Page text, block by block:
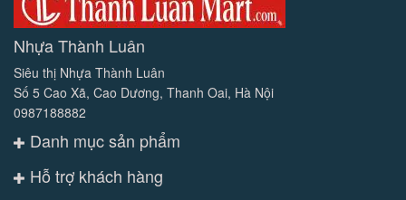
Nhựa Thành Luân
Siêu thị Nhựa Thành Luân
Số 5 Cao Xã, Cao Dương, Thanh Oai, Hà Nội
0987188882
Danh mục sản phẩm
Hỗ trợ khách hàng